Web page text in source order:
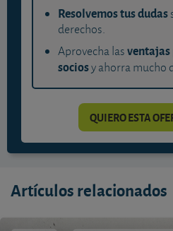
Resolvemos tus dudas
derechos.
Aprovecha lasventajas
sociosy ahorra mucho
QUIERO ESTA
Artículos relacionados